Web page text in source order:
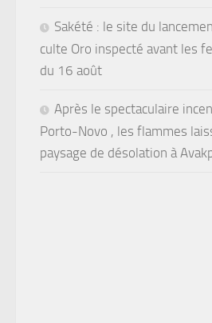
Sakété : le site du
culte Oro inspecté avant les
du 16 août
Après le spectaculaire
Porto-Novo , les flammes
paysage de désolation à